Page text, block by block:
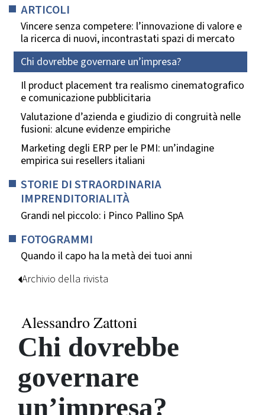
ARTICOLI
Vincere senza competere: l’innovazione di valore e
la ricerca di nuovi, incontrastati spazi di mercato
Chi dovrebbe governare un’impresa?
Il product placement tra realismo cinematografico
e comunicazione pubblicitaria
Valutazione d’azienda e giudizio di congruità nelle
fusioni: alcune evidenze empiriche
Marketing degli ERP per le PMI: un’indagine
empirica sui resellers italiani
STORIE DI STRAORDINARIA
IMPRENDITORIALITÀ
Grandi nel piccolo: i Pinco Pallino SpA
FOTOGRAMMI
Quando il capo ha la metà dei tuoi anni
Archivio della rivista
Alessandro Zattoni
Chi dovrebbe
governare
un’impresa?